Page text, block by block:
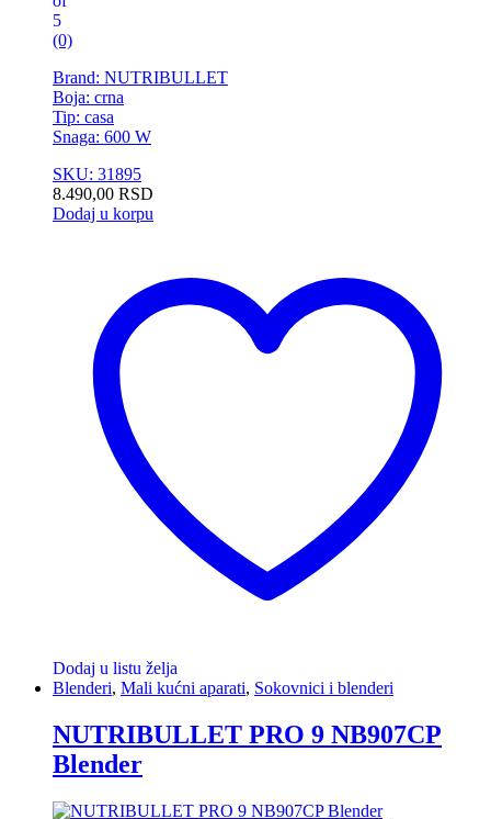
5
(0)
Brand: NUTRIBULLET
Boja: crna
Tip: casa
Snaga: 600 W
SKU: 31895
8.490,00 RSD
Dodaj u korpu
Dodaj u listu želja
Blenderi, Mali kućni aparati, Sokovnici i blenderi
NUTRIBULLET PRO 9 NB907CP
Blender